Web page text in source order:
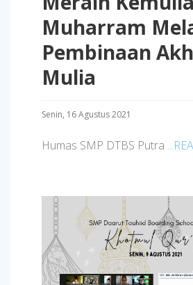
Muharram
Pembinaan
Mulia
Senin, 16 Agustus 2021
Humas SMP DTBS Putra